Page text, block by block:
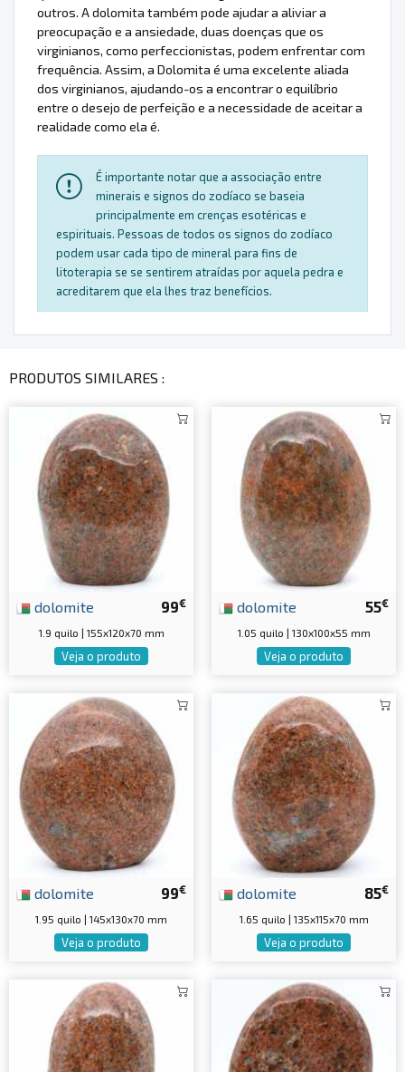
outros. A dolomita também pode ajudar a aliviar a
preocupação e a ansiedade, duas doenças que os
virginianos, como perfeccionistas, podem enfrentar com
frequência. Assim, a Dolomita é uma excelente aliada
dos virginianos, ajudando-os a encontrar o equilíbrio
entre o desejo de perfeição e a necessidade de aceitar a
realidade como ela é.
É importante notar que a associação entre
minerais e signos do zodíaco se baseia
principalmente em crenças esotéricas e
espirituais. Pessoas de todos os signos do zodíaco
podem usar cada tipo de mineral para fins de
litoterapia se se sentirem atraídas por aquela pedra e
acreditarem que ela lhes traz benefícios.
PRODUTOS SIMILARES :
99€
dolomite
1.9 quilo | 155x120x70 mm
Veja o produto
55€
dolomite
1.05 quilo | 130x100x55 mm
Veja o produto
99€
dolomite
1.95 quilo | 145x130x70 mm
Veja o produto
85€
dolomite
1.65 quilo | 135x115x70 mm
Veja o produto